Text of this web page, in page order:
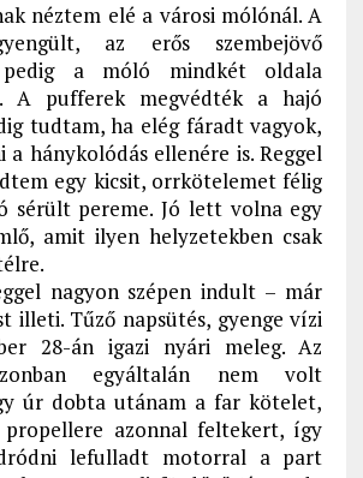
néztem elé a városi mólónál. A
az erős szembejövő
pedig a móló mindkét oldala
A pufferek megvédték a hajó
tudtam, ha elég fáradt vagyok,
hánykolódás ellenére is. Reggel
egy kicsit, orrkötelemet félig
sérült pereme. Jó lett volna egy
amit ilyen helyzetekben csak
nagyon szépen indult – már
illeti. Tűző napsütés, gyenge vízi
28-án igazi nyári meleg. Az
egyáltalán nem volt
úr dobta utánam a far kötelet,
azonnal feltekert, így
lefulladt motorral a part